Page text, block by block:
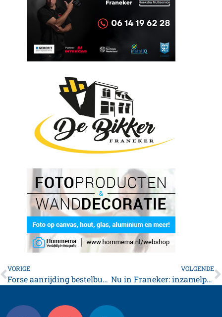
VORIGE
Forse aanrijding bestelbus en twee auto’s rondweg *foto’s*
VOLGENDE
Nu in Franeker: inzamelpunt plastic doppen KNGF Geleidehonden